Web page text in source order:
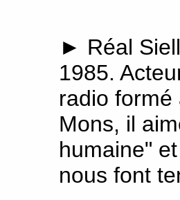
► Réal
1985.
radio
Mons, il
humaine"
nous font